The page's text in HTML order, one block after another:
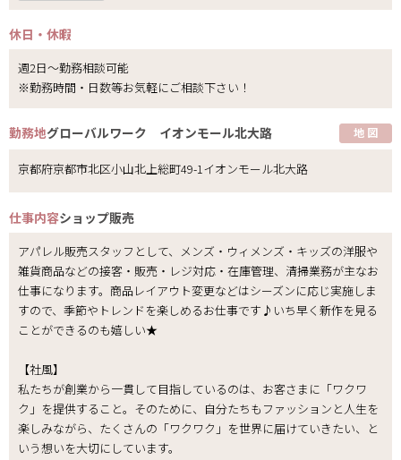
休日・休暇
週2日～勤務相談可能
※勤務時間・日数等お気軽にご相談下さい！
勤務地グローバルワーク イオンモール北大路 地 図
京都府京都市北区小山北上総町49-1イオンモール北大路
仕事内容ショップ販売
アパレル販売スタッフとして、メンズ・ウィメンズ・キッズの洋服や
雑貨商品などの接客・販売・レジ対応・在庫管理、清掃業務が主なお
仕事になります。商品レイアウト変更などはシーズンに応じ実施しま
すので、季節やトレンドを楽しめるお仕事です♪いち早く新作を見る
ことができるのも嬉しい★
【社風】
私たちが創業から一貫して目指しているのは、お客さまに「ワクワ
ク」を提供すること。そのために、自分たちもファッションと人生を
楽しみながら、たくさんの「ワクワク」を世界に届けていきたい、と
いう想いを大切にしています。